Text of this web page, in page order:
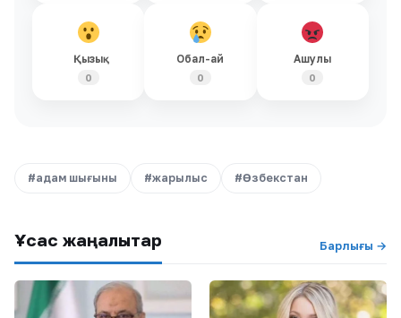
Қызық
0
Обал-ай
0
Ашулы
0
#адам шығыны #жарылыс #Өзбекстан
Ұқсас жаңалықтар Барлығы →